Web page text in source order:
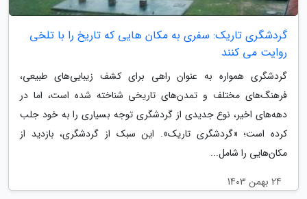
گردشگری تاریک: سفری به مکان هایی که تاریخ را با تلخی
روایت می کنند
گردشگری همواره به عنوان راهی برای کشف زیبایی‌های طبیعی،
فرهنگ‌های مختلف و تمدن‌های تاریخی شناخته شده است، اما در
دهه‌های اخیر، نوع جدیدی از گردشگری توجه بسیاری را به خود جلب
کرده است؛ «گردشگری تاریک». این سبک از گردشگری، بازدید از
مکان‌هایی را شامل...
24 بهمن 1403